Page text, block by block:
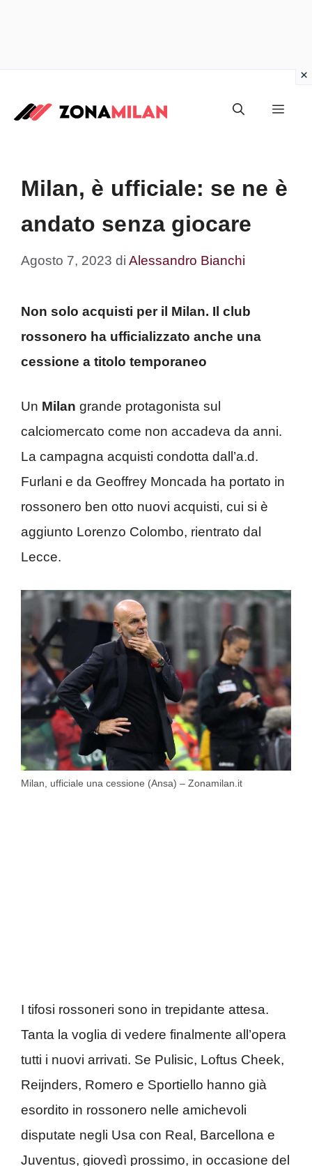
Milan, è ufficiale: se ne è
andato senza giocare
Agosto 7, 2023 di Alessandro Bianchi
Non solo acquisti per il Milan. Il club
rossonero ha ufficializzato anche una
cessione a titolo temporaneo
Un Milan grande protagonista sul
calciomercato come non accadeva da anni.
La campagna acquisti condotta dall’a.d.
Furlani e da Geoffrey Moncada ha portato in
rossonero ben otto nuovi acquisti, cui si è
aggiunto Lorenzo Colombo, rientrato dal
Lecce.
Milan, ufficiale una cessione (Ansa) – Zonamilan.it
I tifosi rossoneri sono in trepidante attesa.
Tanta la voglia di vedere finalmente all’opera
tutti i nuovi arrivati. Se Pulisic, Loftus Cheek,
Reijnders, Romero e Sportiello hanno già
esordito in rossonero nelle amichevoli
disputate negli Usa con Real, Barcellona e
Juventus, giovedì prossimo, in occasione del